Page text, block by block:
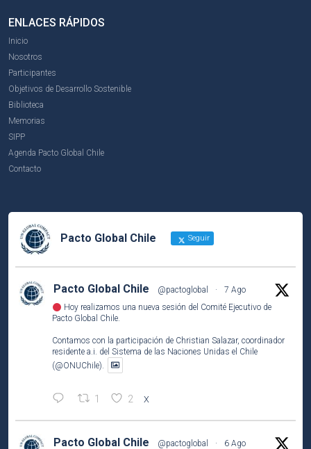
ENLACES RÁPIDOS
Inicio
Nosotros
Participantes
Objetivos de Desarrollo Sostenible
Biblioteca
Memorias
SIPP
Agenda Pacto Global Chile
Contacto
Pacto Global Chile Seguir
Pacto Global Chile @pactoglobal ·
7 Ago
Hoy realizamos una nueva sesión del Comité Ejecutivo de
Pacto Global Chile.
Contamos con la participación de Christian Salazar, coordinador
residente a.i. del Sistema de las Naciones Unidas el Chile
(@ONUChile).
1 2 X
Pacto Global Chile @pactoglobal · 6 Ago